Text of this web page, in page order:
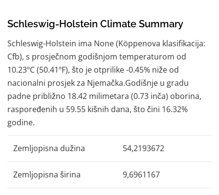
Schleswig-Holstein Climate Summary
Schleswig-Holstein ima None (Köppenova klasifikacija:
Cfb), s prosječnom godišnjom temperaturom od
10.23ºC (50.41ºF), što je otprilike -0.45% niže od
nacionalni prosjek za Njemačka.Godišnje u gradu
padne približno 18.42 milimetara (0.73 inča) oborina,
raspoređenih u 59.55 kišnih dana, što čini 16.32%
godine.
Zemljopisna dužina 54,2193672
Zemljopisna širina 9,6961167